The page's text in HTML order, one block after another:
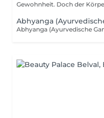
Gewohnheit. Doch der
Abhyanga